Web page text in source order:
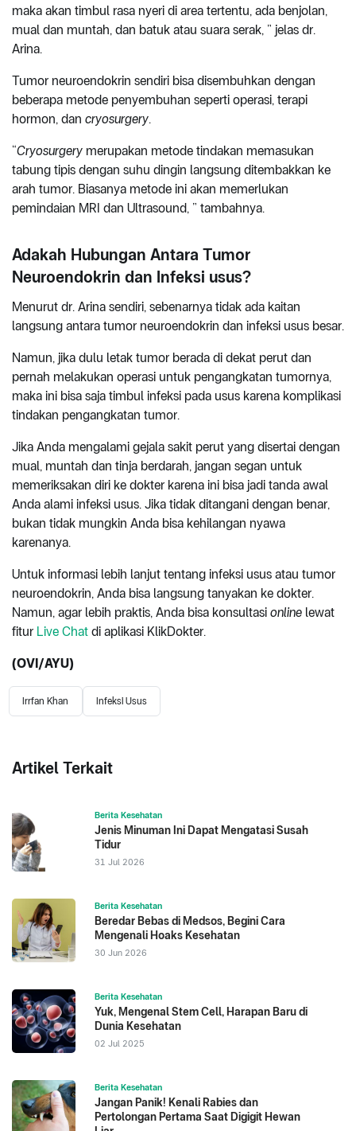
maka akan timbul rasa nyeri di area tertentu, ada benjolan,
mual dan muntah, dan batuk atau suara serak, ” jelas dr.
Arina.
Tumor neuroendokrin sendiri bisa disembuhkan dengan
beberapa metode penyembuhan seperti operasi, terapi
hormon, dan cryosurgery.
“Cryosurgery merupakan metode tindakan memasukan
tabung tipis dengan suhu dingin langsung ditembakkan ke
arah tumor. Biasanya metode ini akan memerlukan
pemindaian MRI dan Ultrasound, ” tambahnya.
Adakah Hubungan Antara Tumor
Neuroendokrin dan Infeksi usus?
Menurut dr. Arina sendiri, sebenarnya tidak ada kaitan
langsung antara tumor neuroendokrin dan infeksi usus besar.
Namun, jika dulu letak tumor berada di dekat perut dan
pernah melakukan operasi untuk pengangkatan tumornya,
maka ini bisa saja timbul infeksi pada usus karena komplikasi
tindakan pengangkatan tumor.
Jika Anda mengalami gejala sakit perut yang disertai dengan
mual, muntah dan tinja berdarah, jangan segan untuk
memeriksakan diri ke dokter karena ini bisa jadi tanda awal
Anda alami infeksi usus. Jika tidak ditangani dengan benar,
bukan tidak mungkin Anda bisa kehilangan nyawa
karenanya.
Untuk informasi lebih lanjut tentang infeksi usus atau tumor
neuroendokrin, Anda bisa langsung tanyakan ke dokter.
Namun, agar lebih praktis, Anda bisa konsultasi online lewat
fitur Live Chat di aplikasi KlikDokter.
(OVI/AYU)
Irrfan Khan Infeksi Usus
Artikel Terkait
Berita Kesehatan
Jenis Minuman Ini Dapat Mengatasi Susah
Tidur
31 Jul 2026
Berita Kesehatan
Beredar Bebas di Medsos, Begini Cara
Mengenali Hoaks Kesehatan
30 Jun 2026
Berita Kesehatan
Yuk, Mengenal Stem Cell, Harapan Baru di
Dunia Kesehatan
02 Jul 2025
Berita Kesehatan
Jangan Panik! Kenali Rabies dan
Pertolongan Pertama Saat Digigit Hewan